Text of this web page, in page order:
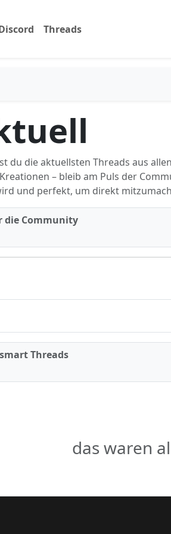
Threads
du die aktuellsten Threads aus
– bleib am Puls der
und perfekt, um direkt
die Community
Threads
das waren